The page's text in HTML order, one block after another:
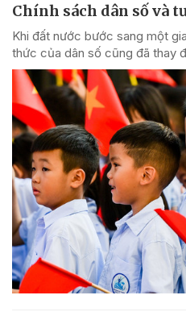
Chính sách dân số và
Khi đất nước bước sang một
thức của dân số cũng đã thay